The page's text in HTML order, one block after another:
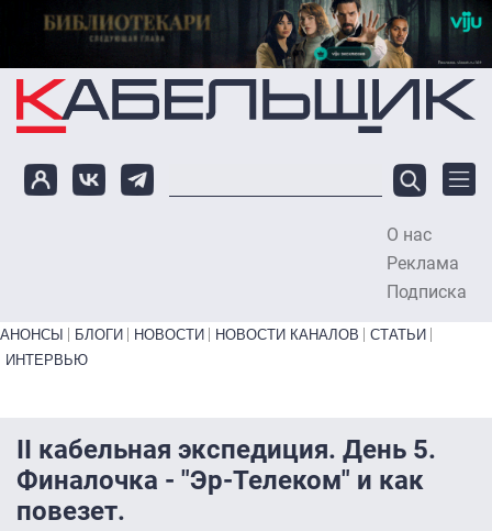
Перейти к основному содержанию
О нас
Реклама
Подписка
Primary links bottom
АНОНСЫ БЛОГИ НОВОСТИ НОВОСТИ КАНАЛОВ
СТАТЬИ
ИНТЕРВЬЮ
II кабельная экспедиция. День 5.
Финалочка - "Эр-Телеком" и как
повезет.